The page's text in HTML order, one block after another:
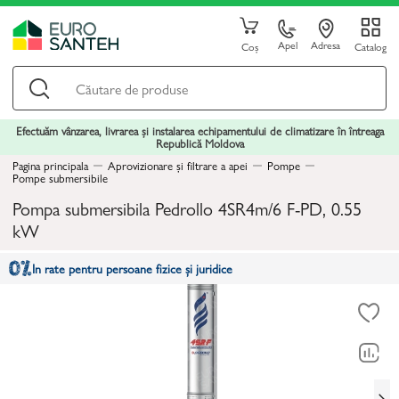
Coș Apel Adresa Catalog
Efectuăm vânzarea, livrarea și instalarea echipamentului de climatizare în întreaga
Republică Moldova
Pagina principala
Aprovizionare și filtrare a apei Pompe
Pompe submersibile
Pompa submersibila Pedrollo 4SR4m/6 F-PD, 0.55
kW
In rate pentru persoane fizice și juridice